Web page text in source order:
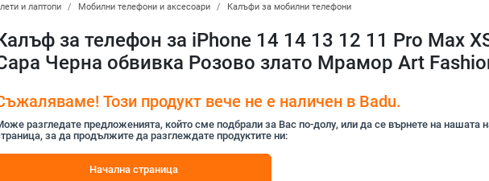
и лаптопи Мобилни телефони и аксесоари Калъфи за мобилни телефони
за телефон за iPhone 14 14 13 12 11 Pro Max
Черна обвивка Розово злато Мрамор Art
Този продукт вече не е наличен в Badu.
разгледате предложенията, който сме подбрали за Вас по-долу, или да се върнете на нашата
за да продължите да разглеждате продуктите ни:
Начална страница